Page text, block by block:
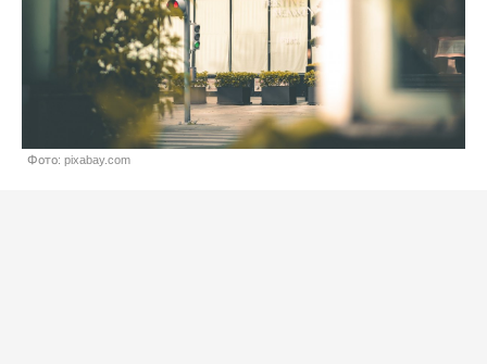
Фото: pixabay.com